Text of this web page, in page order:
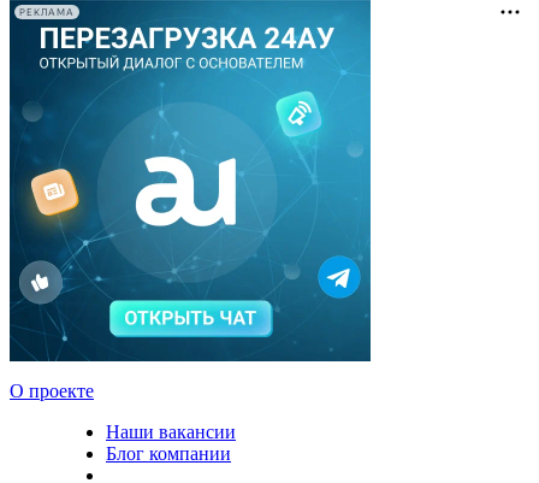
РЕКЛАМА
О проекте
Наши вакансии
Блог компании